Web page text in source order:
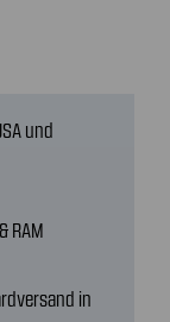
und
RAM
in